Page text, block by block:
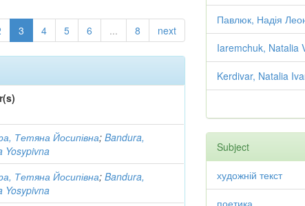
3 4 5 6 ... 8 next
Тетяна Йосипівна;Bandura,
Yosypivna
Тетяна Йосипівна;Bandura,
Yosypivna
Павлюк, Надія
Iaremchuk, Natalia
Kerdivar, Natalia
Subject
художній текст
поетика